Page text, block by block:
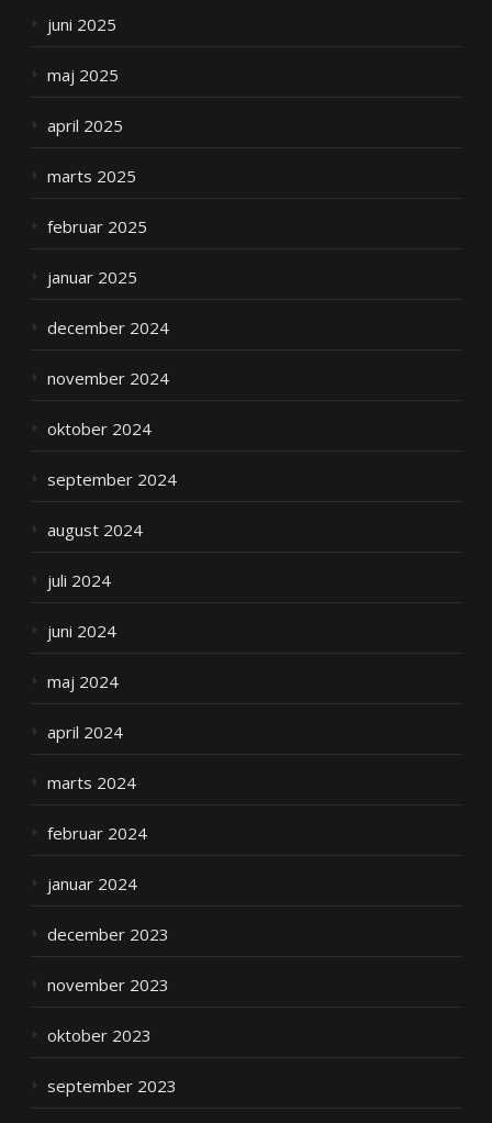
juni 2025
maj 2025
april 2025
marts 2025
februar 2025
januar 2025
december 2024
november 2024
oktober 2024
september 2024
august 2024
juli 2024
juni 2024
maj 2024
april 2024
marts 2024
februar 2024
januar 2024
december 2023
november 2023
oktober 2023
september 2023